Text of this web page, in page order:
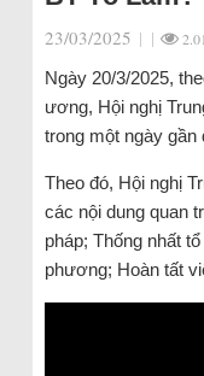
23/03/2025 | |
Ngày 20/3/2025,
ương, Hội nghị
trong một ngày gần
Theo đó, Hội nghị
các nội dung quan
pháp; Thống nhất
phương; Hoàn tất